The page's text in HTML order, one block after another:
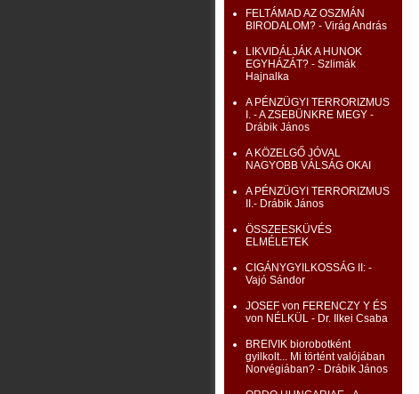
FELTÁMAD AZ OSZMÁN
BIRODALOM? - Virág András
LIKVIDÁLJÁK A HUNOK
EGYHÁZÁT? - Szlimák
Hajnalka
A PÉNZÜGYI TERRORIZMUS
I. - A ZSEBÜNKRE MEGY -
Drábik János
A KÖZELGŐ JÓVAL
NAGYOBB VÁLSÁG OKAI
A PÉNZÜGYI TERRORIZMUS
II.- Drábik János
ÖSSZEESKÜVÉS
ELMÉLETEK
CIGÁNYGYILKOSSÁG II: -
Vajó Sándor
JOSEF von FERENCZY Y ÉS
von NÉLKÜL - Dr. Ilkei Csaba
BREIVIK biorobotként
gyilkolt... Mi történt valójában
Norvégiában? - Drábik János